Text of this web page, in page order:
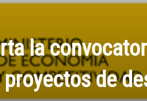
la
proyectos de